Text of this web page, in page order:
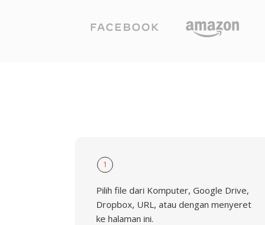
1
Pilih file dari Komputer, Google Drive,
Dropbox, URL, atau dengan menyeret
ke halaman ini.